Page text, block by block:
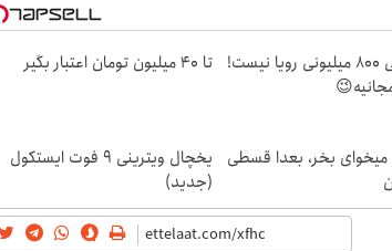
درآمد ماهی 800 میلیونی رویا نیست! تا ۴۰ میلیون تومان اعتبار بگیر
میخوای بخر، بعدا قسطی
یخچال ویترینی 9 فوت ایستکول
(جدید)